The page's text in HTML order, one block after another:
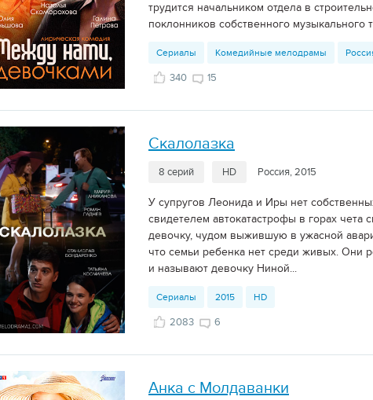
трудится начальником отдела в
поклонников собственного музыкального
Сериалы Комедийные мелодрамы
340 15
Скалолазка
8 серий HD Россия, 2015
У супругов Леонида и Иры нет
свидетелем автокатастрофы в горах чета
девочку, чудом выжившую в ужасной
что семьи ребенка нет среди живых. Они
и называют девочку Ниной...
Сериалы 2015 HD
2083 6
Анка с Молдаванки